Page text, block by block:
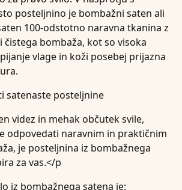
posteljnino je bombažni saten ali
100-odstotno naravna tkanina z
bombaža, kot so visoka
vlage in koži posebej prijazna
satenaste posteljnine
videz in mehak občutek svile,
odpovedati naravnim in praktičnim
je posteljnina iz bombažnega
za vas.</p
iz bombažnega satena je: